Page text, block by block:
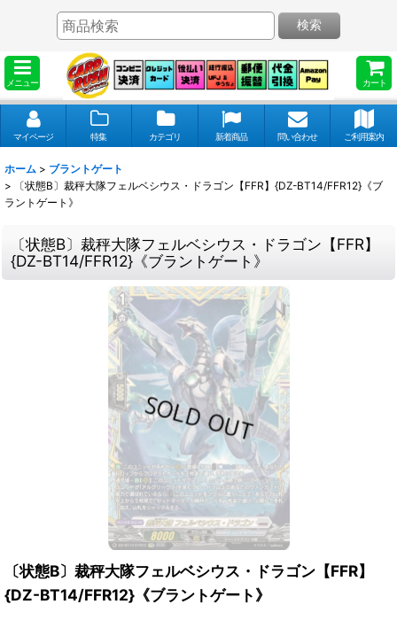
メニュー カート
検索
マイページ 特集 カテゴリ 新着商品 問い合わせ ご利用案内
ホーム > ブラントゲート
>
〔状態B〕裁秤大隊フェルベシウス・ドラゴン【FFR】{DZ-BT14/FFR12}《ブ
ラントゲート》
〔状態B〕裁秤大隊フェルベシウス・ドラゴン【FFR】
{DZ-BT14/FFR12}《ブラントゲート》
〔状態B〕裁秤大隊フェルベシウス・ドラゴン【FFR】
{DZ-BT14/FFR12}《ブラントゲート》